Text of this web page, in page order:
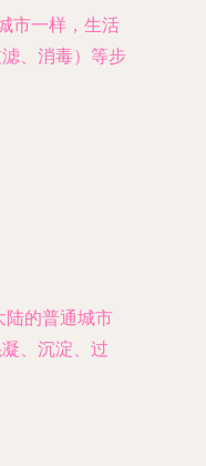
市一样，生活
、消毒）等步
陆的普通城市
、沉淀、过